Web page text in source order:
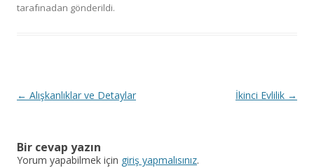
tarafınadan gönderildi.
Y
ı
← Alışkanlıklar ve Detaylar İkinci Evlilik →
Bir cevap yazın
Yorum yapabilmek için giriş yapmalısınız.